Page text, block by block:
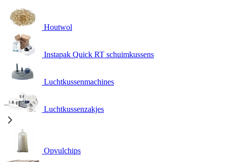
Houtwol
Instapak Quick RT schuimkussens
Luchtkussenmachines
Luchtkussenzakjes
Opvulchips